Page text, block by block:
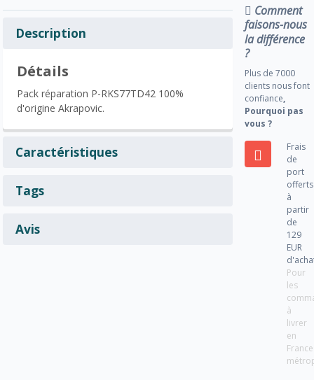
Description
Détails
Pack réparation P-RKS77TD42 100%
d'origine Akrapovic.
Caractéristiques
Tags
Avis
Comment
faisons-nous
la différence
?
Plus de 7000
clients nous font
confiance,
Pourquoi pas
vous ?
Frais
de
port
offerts
à
partir
de
129
EUR
Pour
les
à
livrer
en
France